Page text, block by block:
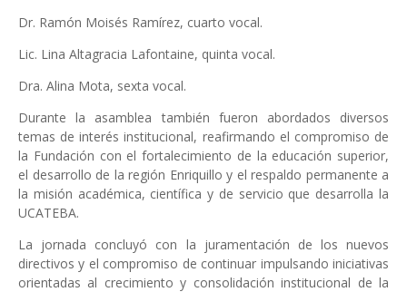
Dr. Ramón Moisés Ramírez, cuarto vocal.
Lic. Lina Altagracia Lafontaine, quinta vocal.
Dra. Alina Mota, sexta vocal.
Durante la asamblea también fueron abordados diversos
temas de interés institucional, reafirmando el compromiso de
la Fundación con el fortalecimiento de la educación superior,
el desarrollo de la región Enriquillo y el respaldo permanente a
la misión académica, científica y de servicio que desarrolla la
UCATEBA.
La jornada concluyó con la juramentación de los nuevos
directivos y el compromiso de continuar impulsando iniciativas
orientadas al crecimiento y consolidación institucional de la